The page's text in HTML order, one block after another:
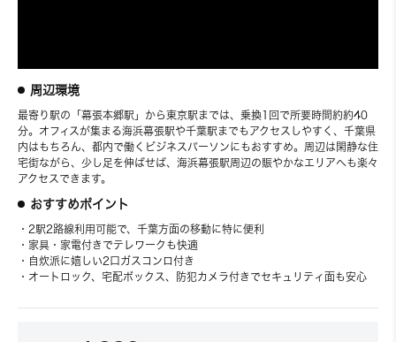
周辺環境
最寄り駅の「幕張本郷駅」から東京駅までは、乗換1回で所要時間約約40
分。オフィスが集まる海浜幕張駅や千葉駅までもアクセスしやすく、千葉県
内はもちろん、都内で働くビジネスパーソンにもおすすめ。周辺は閑静な住
宅街ながら、少し足を伸ばせば、海浜幕張駅周辺の賑やかなエリアへも楽々
アクセスできます。
おすすめポイント
・2駅2路線利用可能で、千葉方面の移動に特に便利
・家具・家電付きでテレワークも快適
・自炊派に嬉しい2口ガスコンロ付き
・オートロック、宅配ボックス、防犯カメラ付きでセキュリティ面も安心